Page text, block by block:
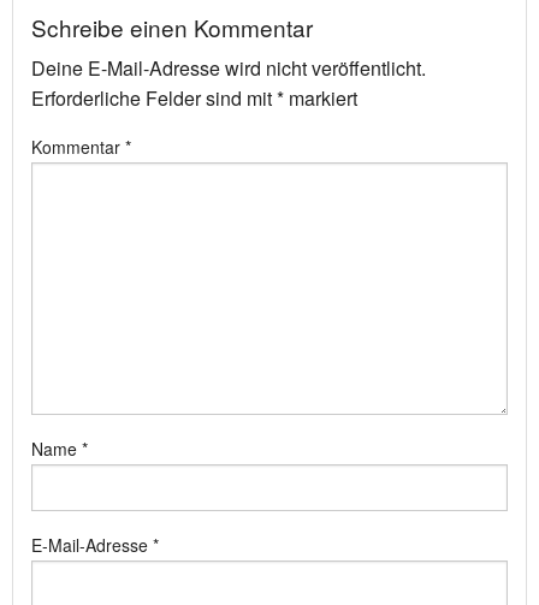
Schreibe einen Kommentar
Deine E-Mail-Adresse wird nicht veröffentlicht.
Erforderliche Felder sind mit* markiert
Kommentar *
Name *
E-Mail-Adresse *